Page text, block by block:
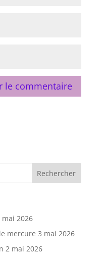
mai 2026
mercure 3 mai 2026
2 mai 2026